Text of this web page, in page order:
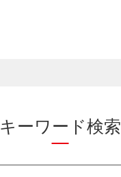
キーワード検索